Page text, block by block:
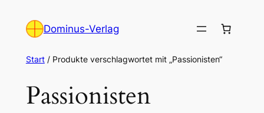
Inhalt
Dominus-Verlag
Start/ Produkte verschlagwortet mit „Passionisten“
Passionisten